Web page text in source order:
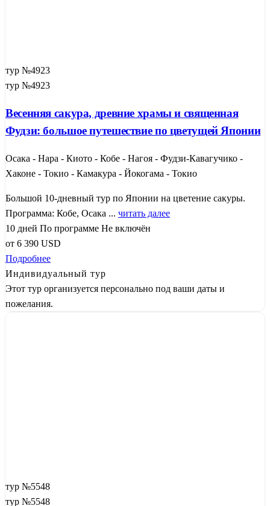
тур №4923
тур №4923
Весенняя сакура, древние храмы и священная
Фудзи: большое путешествие по цветущей Японии
Осака - Нара - Киото - Кобе - Нагоя - Фудзи-Кавагучико -
Хаконе - Токио - Камакура - Йокогама - Токио
Большой 10-дневный тур по Японии на цветение сакуры.
Программа: Кобе, Осака ... читать далее
10 дней По программе Не включён
от 6 390 USD
Подробнее
Индивидуальный тур
Этот тур организуется персонально под ваши даты и
пожелания.
тур №5548
тур №5548